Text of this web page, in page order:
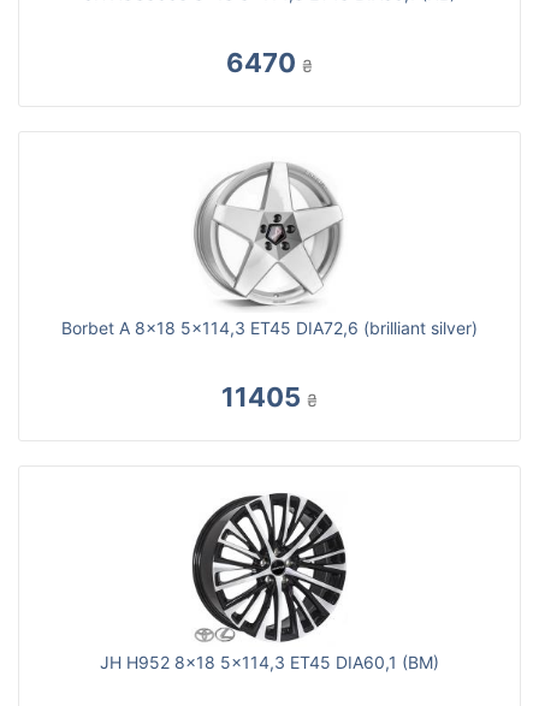
6470 ₴
Borbet A 8x18 5x114,3 ET45 DIA72,6 (brilliant silver)
11405 ₴
JH H952 8x18 5x114,3 ET45 DIA60,1 (BM)